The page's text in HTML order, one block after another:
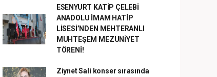
ESENYURT KATİP ÇELEBİ
ANADOLU İMAM HATİP
LİSESİ’NDEN MEHTERANLI
MUHTEŞEM MEZUNİYET
TÖRENİ!
Ziynet Sali konser sırasında